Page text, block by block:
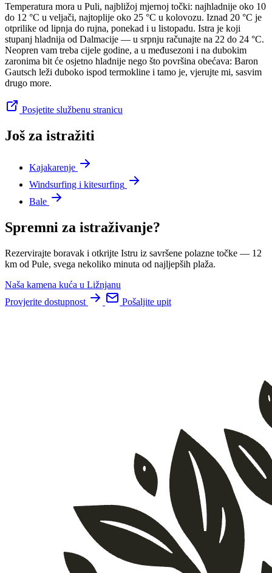
Temperatura mora u Puli, najbližoj mjernoj točki: najhladnije oko 10
do 12 °C u veljači, najtoplije oko 25 °C u kolovozu. Iznad 20 °C je
otprilike od lipnja do rujna, ponekad i u listopadu. Istra je koji
stupanj hladnija od Dalmacije — u srpnju računajte na 22 do 24 °C.
Neopren vam treba cijele godine, a u međusezoni i na dubokim
zaronima bit će osjetno hladnije nego što površina obećava: Baron
Gautsch leži duboko ispod termokline i tamo je, vjerujte mi, sasvim
drugo more.
Posjetite službenu stranicu
Još za istražiti
Kajakarenje
Windsurfing i kitesurfing
Bale
Spremni za istraživanje?
Rezervirajte boravak i otkrijte Istru iz savršene polazne točke — 12
km od Pule, svega nekoliko minuta od najljepših plaža.
Naša kamena kuća u Ližnjanu
Provjerite dostupnost
Pošaljite upit